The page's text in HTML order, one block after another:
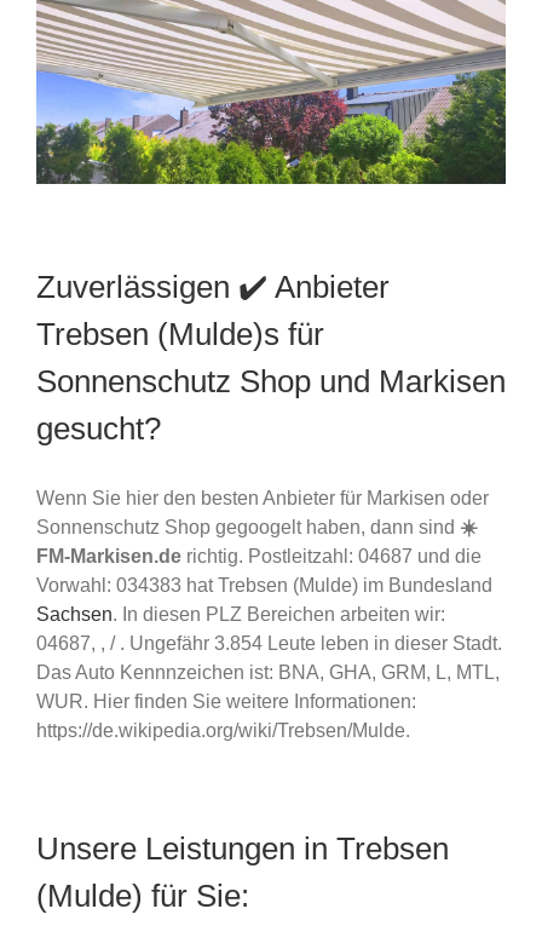
Zuverlässigen ✔️ Anbieter
Trebsen (Mulde)s für
Sonnenschutz Shop und Markisen
gesucht?
Wenn Sie hier den besten Anbieter für Markisen oder
Sonnenschutz Shop gegoogelt haben, dann sind ☀️
FM-Markisen.de richtig. Postleitzahl: 04687 und die
Vorwahl: 034383 hat Trebsen (Mulde) im Bundesland
Sachsen. In diesen PLZ Bereichen arbeiten wir:
04687, , / . Ungefähr 3.854 Leute leben in dieser Stadt.
Das Auto Kennnzeichen ist: BNA, GHA, GRM, L, MTL,
WUR. Hier finden Sie weitere Informationen:
https://de.wikipedia.org/wiki/Trebsen/Mulde.
Unsere Leistungen in Trebsen
(Mulde) für Sie: